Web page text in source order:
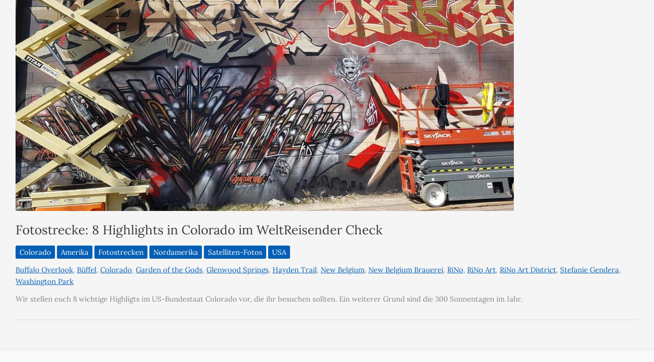
Fotostrecke: 8 Highlights in Colorado im WeltReisender Check
Colorado Amerika Fotostrecken Nordamerika Satelliten-Fotos
USA
Buffalo Overlook, Büffel, Colorado, Garden of the Gods, Glenwood Springs, Hayden Trail, New Belgium, New Belgium Brauerei, RiNo, RiNo Art, RiNo Art District, Stefanie Gendera,
Washington Park
Wir stellen euch 8 wichtige Highligts im US-Bundestaat Colorado vor, die ihr besuchen sollten. Ein weiterer Grund sind die 300 Sonnentagen im Jahr.